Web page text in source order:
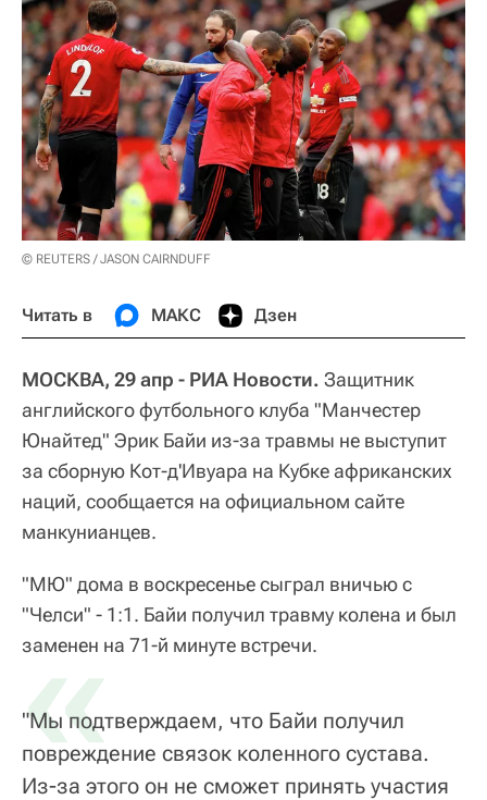
© REUTERS / JASON CAIRNDUFF
Читать в МАКС Дзен
МОСКВА, 29 апр - РИА Новости. Защитник
английского футбольного клуба "Манчестер
Юнайтед" Эрик Байи из-за травмы не выступит
за сборную Кот-д'Ивуара на Кубке африканских
наций, сообщается на официальном сайте
манкунианцев.
"МЮ" дома в воскресенье сыграл вничью с
"Челси" - 1:1. Байи получил травму колена и был
заменен на 71-й минуте встречи.
«
"Мы подтверждаем, что Байи получил
повреждение связок коленного сустава.
Из-за этого он не сможет принять участия